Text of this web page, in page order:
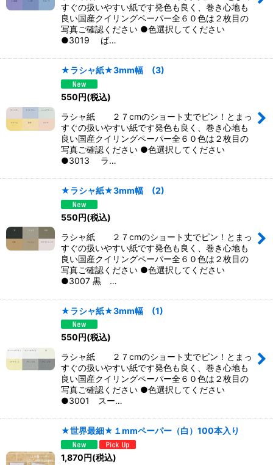
すぐの扱いやすい紙です発色も良く、巻き心地も
良い国産クイリングペーパー全６０色は２枚目の
写真ご確認ください ●色選択してください
●3019 ば…
★ラシャ紙★3mm幅 (3)
550円(税込)
ラシャ紙 ２７cmのショート丈でピン！とまっ
すぐの扱いやすい紙です発色も良く、巻き心地も
良い国産クイリングペーパー全６０色は２枚目の
写真ご確認ください ●色選択してください
●3013 ラ…
★ラシャ紙★3mm幅 (2)
550円(税込)
ラシャ紙 ２７cmのショート丈でピン！とまっ
すぐの扱いやすい紙です発色も良く、巻き心地も
良い国産クイリングペーパー全６０色は２枚目の
写真ご確認ください ●色選択してください
●3007 黒 …
★ラシャ紙★3mm幅 (1)
550円(税込)
ラシャ紙 ２７cmのショート丈でピン！とまっ
すぐの扱いやすい紙です発色も良く、巻き心地も
良い国産クイリングペーパー全６０色は２枚目の
写真ご確認ください ●色選択してください
●3001 スー…
★世界最細★１mmペーパー（白）100本入り
1,870円(税込)